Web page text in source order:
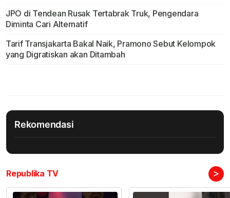
JPO di Tendean Rusak Tertabrak Truk, Pengendara
Diminta Cari Alternatif
Tarif Transjakarta Bakal Naik, Pramono Sebut Kelompok
yang Digratiskan akan Ditambah
Rekomendasi
Republika TV >